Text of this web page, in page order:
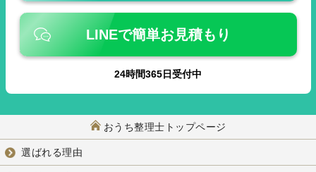
LINEで簡単お見積もり
24時間365日受付中
おうち整理士トップページ
選ばれる理由